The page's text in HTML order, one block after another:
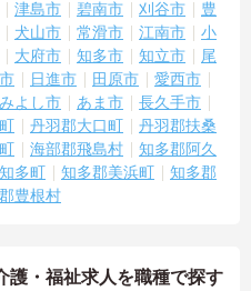
津島市 碧南市 刈谷市
豊
犬山市 常滑市 江南市
小
大府市 知多市 知立市
尾
日進市 田原市
愛西市
みよし市 あま市
長久手市
丹羽郡大口町
丹羽郡扶桑
海部郡飛島村
知多郡阿久
多町 知多郡美浜町
知多郡
豊根村
護・福祉求人を職種で探す